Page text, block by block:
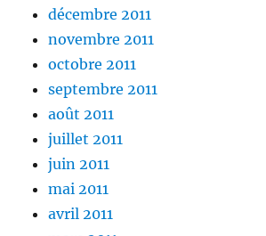
décembre 2011
novembre 2011
octobre 2011
septembre 2011
août 2011
juillet 2011
juin 2011
mai 2011
avril 2011